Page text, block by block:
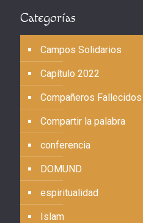
Categorías
Campos Solidarios
Capítulo 2022
Compañeros Fallecidos
Compartir la palabra
conferencia
DOMUND
espiritualidad
Islam